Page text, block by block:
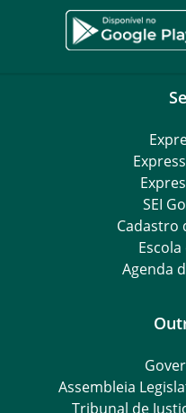
SEI
Cadastro
Agenda
Assembleia
Tribunal de